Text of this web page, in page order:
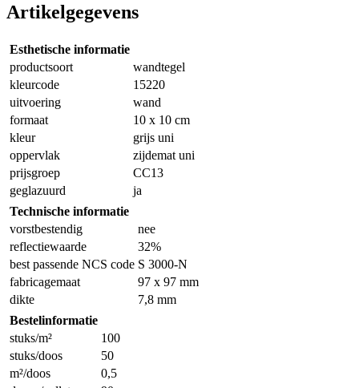
Artikelgegevens
Esthetische informatie
productsoort
wandtegel
kleurcode
15220
uitvoering
wand
formaat
10 x 10 cm
kleur
grijs uni
oppervlak
zijdemat uni
prijsgroep
CC13
geglazuurd
ja
Technische informatie
vorstbestendig
nee
reflectiewaarde
32%
best passende NCS code S 3000-N
fabricagemaat
97 x 97 mm
dikte
7,8 mm
Bestelinformatie
stuks/m²
100
stuks/doos
50
m²/doos
0,5